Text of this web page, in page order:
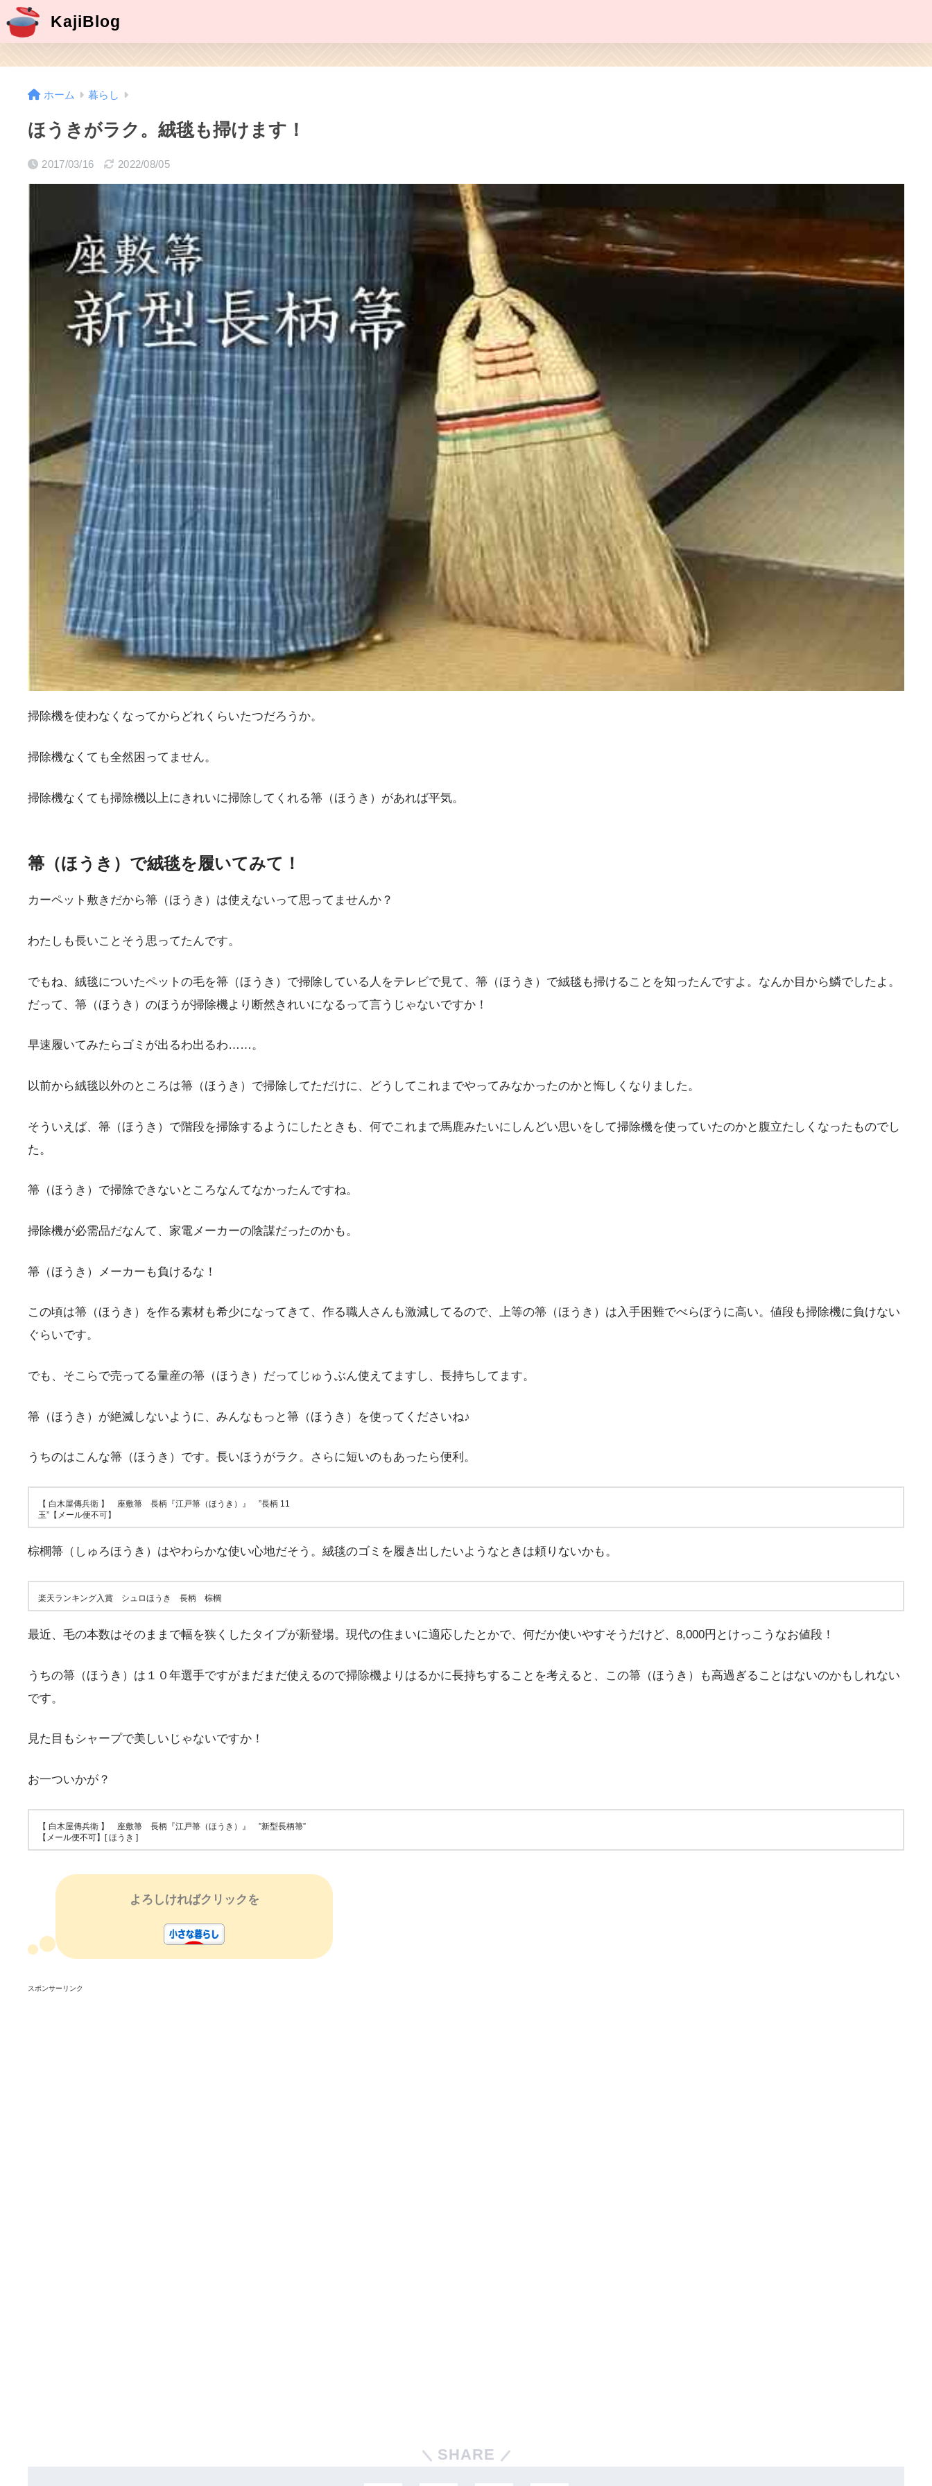
KajiBlog
ホーム 暮らし
ほうきがラク。絨毯も掃けます！
2017/03/16 2022/08/05
掃除機を使わなくなってからどれくらいたつだろうか。
掃除機なくても全然困ってません。
掃除機なくても掃除機以上にきれいに掃除してくれる箒（ほうき）があれば平気。
箒（ほうき）で絨毯を履いてみて！
カーペット敷きだから箒（ほうき）は使えないって思ってませんか？
わたしも長いことそう思ってたんです。
でもね、絨毯についたペットの毛を箒（ほうき）で掃除している人をテレビで見て、箒（ほうき）で絨毯も掃けることを知ったんですよ。なんか目から鱗でしたよ。
だって、箒（ほうき）のほうが掃除機より断然きれいになるって言うじゃないですか！
早速履いてみたらゴミが出るわ出るわ……。
以前から絨毯以外のところは箒（ほうき）で掃除してただけに、どうしてこれまでやってみなかったのかと悔しくなりました。
そういえば、箒（ほうき）で階段を掃除するようにしたときも、何でこれまで馬鹿みたいにしんどい思いをして掃除機を使っていたのかと腹立たしくなったものでし
た。
箒（ほうき）で掃除できないところなんてなかったんですね。
掃除機が必需品だなんて、家電メーカーの陰謀だったのかも。
箒（ほうき）メーカーも負けるな！
この頃は箒（ほうき）を作る素材も希少になってきて、作る職人さんも激減してるので、上等の箒（ほうき）は入手困難でべらぼうに高い。値段も掃除機に負けない
ぐらいです。
でも、そこらで売ってる量産の箒（ほうき）だってじゅうぶん使えてますし、長持ちしてます。
箒（ほうき）が絶滅しないように、みんなもっと箒（ほうき）を使ってくださいね♪
うちのはこんな箒（ほうき）です。長いほうがラク。さらに短いのもあったら便利。
【 白木屋傳兵衛 】 座敷箒 長柄『江戸箒（ほうき）』 ”長柄 11
玉”【メール便不可】
棕櫚箒（しゅろほうき）はやわらかな使い心地だそう。絨毯のゴミを履き出したいようなときは頼りないかも。
楽天ランキング入賞 シュロほうき 長柄 棕櫚
最近、毛の本数はそのままで幅を狭くしたタイプが新登場。現代の住まいに適応したとかで、何だか使いやすそうだけど、8,000円とけっこうなお値段！
うちの箒（ほうき）は１０年選手ですがまだまだ使えるので掃除機よりはるかに長持ちすることを考えると、この箒（ほうき）も高過ぎることはないのかもしれない
です。
見た目もシャープで美しいじゃないですか！
お一ついかが？
【 白木屋傳兵衛 】 座敷箒 長柄『江戸箒（ほうき）』 ”新型長柄箒”
【メール便不可】[ ほうき ]
よろしければクリックを
スポンサーリンク
SHARE